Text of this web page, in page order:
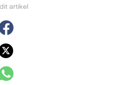
artikel